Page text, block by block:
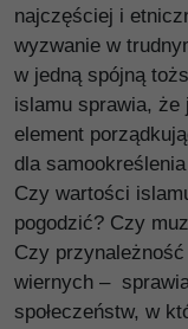
najczęściej i
wyzwanie w
w jedną spójną
islamu sprawia, że
element
dla
Czy wartości
pogodzić? Czy
Czy
wiernych –
społeczeństw, w